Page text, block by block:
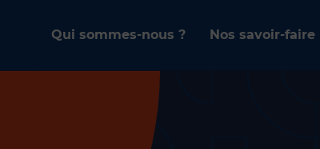
Qui sommes-nous ? Nos savoir-faire